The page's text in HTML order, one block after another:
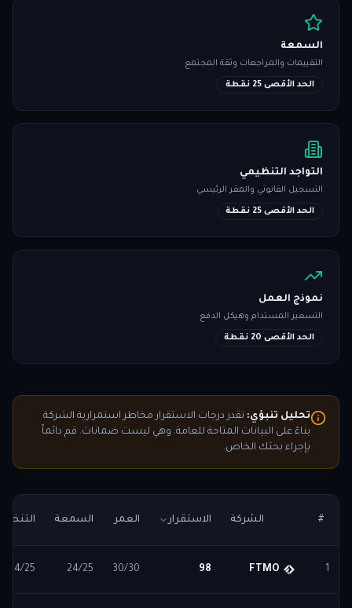
السمعة
التقييمات والمراجعات وثقة المجتمع
الحد الأقصى 25 نقطة
التواجد التنظيمي
التسجيل القانوني والمقر الرئيسي
الحد الأقصى 25 نقطة
نموذج العمل
التسعير المستدام وهيكل الدفع
الحد الأقصى 20 نقطة
تحليل تنبؤي: تقدر درجات الاستقرار مخاطر استمرارية الشركة
بناءً على البيانات المتاحة للعامة. وهي ليست ضمانات. قم دائماً
بإجراء بحثك الخاص.
# الشركة الاستقرار العمر السمعة
1
FTMO
98
30/30
24/25
24/25